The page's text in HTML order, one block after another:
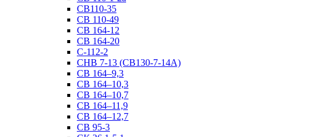
СВ110-35
СВ 110-49
СВ 164-12
СВ 164-20
С-112-2
СНВ 7-13 (СВ130-7-14А)
СВ 164–9,3
СВ 164–10,3
СВ 164–10,7
СВ 164–11,9
СВ 164–12,7
СВ 95-3